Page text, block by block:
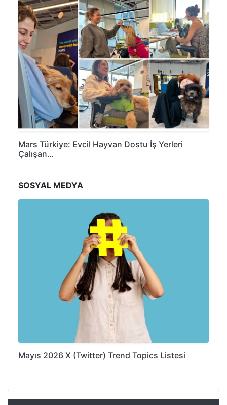
Mars Türkiye: Evcil Hayvan Dostu İş Yerleri
Çalışan…
SOSYAL MEDYA
Mayıs 2026 X (Twitter) Trend Topics Listesi